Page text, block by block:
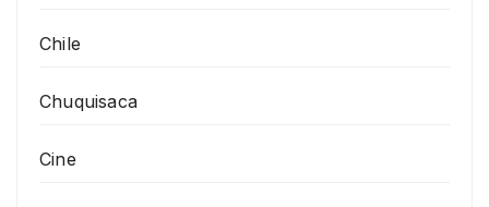
Chile
Chuquisaca
Cine